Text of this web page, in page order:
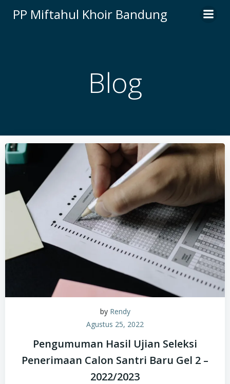
to
PP Miftahul Khoir Bandung
Blog
by Rendy
Agustus 25, 2022
Pengumuman Hasil Ujian Seleksi
Penerimaan Calon Santri Baru Gel 2 –
2022/2023